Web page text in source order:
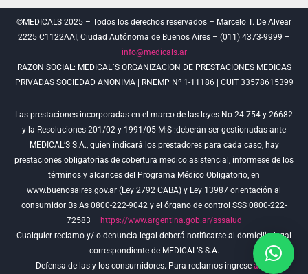
©MEDICALS 2025 – Todos los derechos reservados – Marcelo T. De Alvear
2225 C1122AAI, Ciudad Autónoma de Buenos Aires – (011) 4373-9999 –
info@medicals.ar
RAZON SOCIAL: MEDICAL´S ORGANIZACION DE PRESTACIONES MEDICAS
PRIVADAS SOCIEDAD ANONIMA | RNEMP Nº 1-11186 | CUIT 33578615399
Las prestaciones incorporadas en el marco de las leyes No 24.754 y 26682
y la Resoluciones 201/02 y 1991/05 M:S :deberán ser gestionadas ante
MEDICAL’S S.A., quien indicará los prestadores para cada caso, hay
prestaciones obligatorias de cobertura medico asistencial, informese de los
términos y alcances del Programa Médico Obligatorio, en
www.buenosaires.gov.ar (Ley 2792 CABA) y Ley 13987 orientación al
consumidor Bs As 0800-222-9042 y el órgano de control SSS 0800-222-
72583 – https://www.argentina.gob.ar/sssalud
Cualquier reclamo y/ o denuncia legal deberá notificarse al domicilio legal
correspondiente de MEDICAL’S S.A.
Defensa de las y los consumidores. Para reclamos ingrese aquí